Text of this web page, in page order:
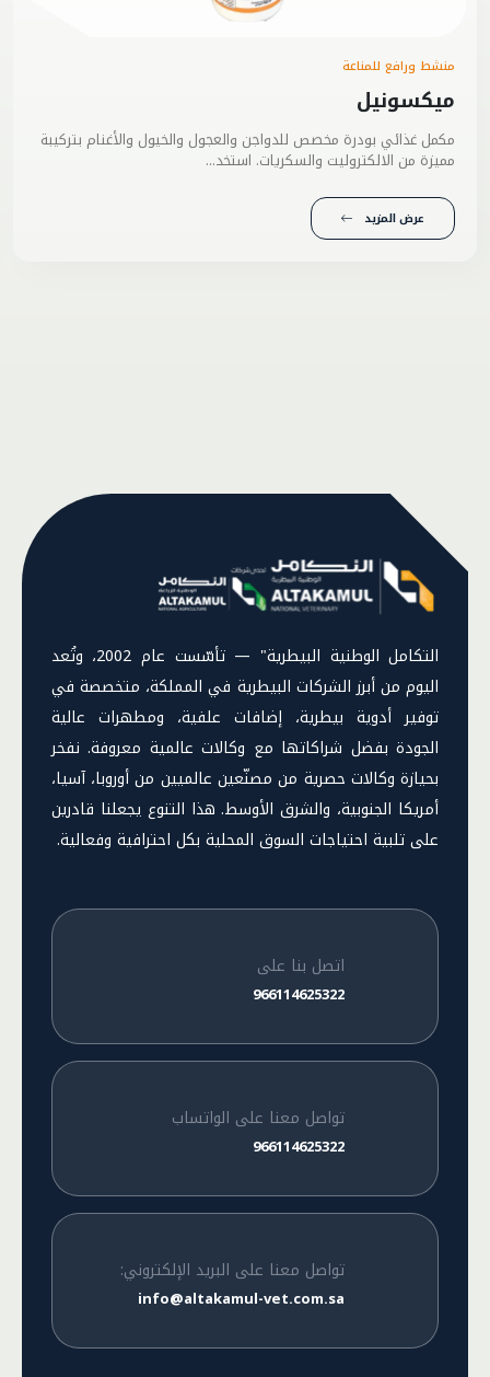
منشط ورافع للمناعة
ميكسونيل
مكمل غذائي بودرة مخصص للدواجن والعجول والخيول والأغنام بتركيبة
مميزة من الالكتروليت والسكريات. استخد...
عرض المزيد
التكامل الوطنية البيطرية" — تأسّست عام 2002، وتُعد
اليوم من أبرز الشركات البيطرية في المملكة، متخصصة في
توفير أدوية بيطرية، إضافات علفية، ومطهرات عالية
الجودة بفضل شراكاتها مع وكالات عالمية معروفة. نفخر
بحيازة وكالات حصرية من مصنّعين عالميين من أوروبا، آسيا،
أمريكا الجنوبية، والشرق الأوسط. هذا التنوع يجعلنا قادرين
على تلبية احتياجات السوق المحلية بكل احترافية وفعالية.
اتصل بنا على
966114625322
تواصل معنا على الواتساب
966114625322
تواصل معنا على البريد الإلكتروني:
info@altakamul-vet.com.sa